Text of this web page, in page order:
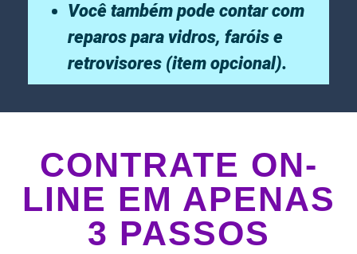
Você também pode contar com
reparos para vidros, faróis e
retrovisores (item opcional).
CONTRATE ON-
LINE EM APENAS
3 PASSOS